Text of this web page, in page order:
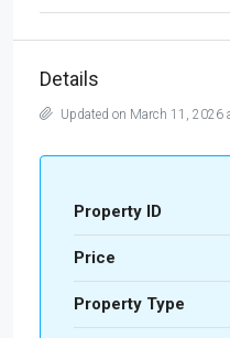
Details
Updated on March 11, 2026
Property ID
Price
Property Type